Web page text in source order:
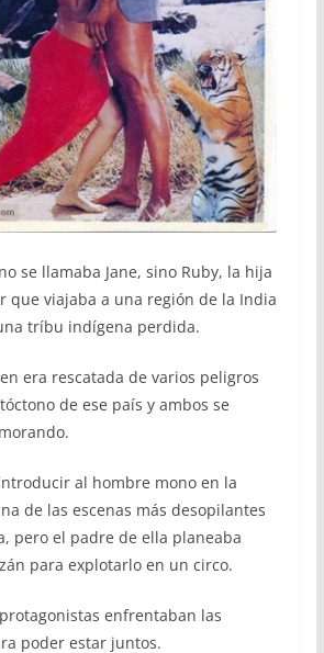
se llamaba Jane, sino Ruby, la hija
que viajaba a una región de la India
tríbu indígena perdida.
era rescatada de varios peligros
de ese país y ambos se
al hombre mono en la
de las escenas más desopilantes
pero el padre de ella planeaba
para explotarlo en un circo.
enfrentaban las
poder estar juntos.